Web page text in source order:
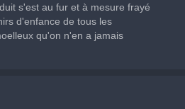
s'est au fur et à mesure frayé
d'enfance de tous les
qu'on n'en a jamais